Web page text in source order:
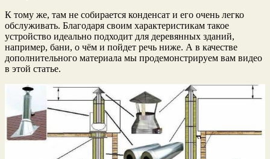
К тому же, там не собирается конденсат и его очень легко
обслуживать. Благодаря своим характеристикам такое
устройство идеально подходит для деревянных зданий,
например, бани, о чём и пойдет речь ниже. А в качестве
дополнительного материала мы продемонстрируем вам видео
в этой статье.